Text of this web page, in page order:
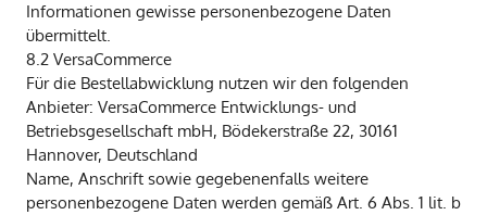
Informationen gewisse personenbezogene Daten
übermittelt.
8.2 VersaCommerce
Für die Bestellabwicklung nutzen wir den folgenden
Anbieter: VersaCommerce Entwicklungs- und
Betriebsgesellschaft mbH, Bödekerstraße 22, 30161
Hannover, Deutschland
Name, Anschrift sowie gegebenenfalls weitere
personenbezogene Daten werden gemäß Art. 6 Abs. 1 lit. b